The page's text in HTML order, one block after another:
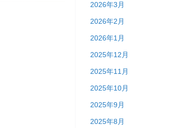
2026年3月
2026年2月
2026年1月
2025年12月
2025年11月
2025年10月
2025年9月
2025年8月